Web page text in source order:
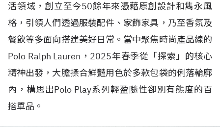
活領域，創立至今50餘年來憑藉原創設計和雋永風
格，引領人們透過服裝配件、家飾家具，乃至香氛及
餐飲等多面向搭建美好日常。當中聚焦時尚產品線的
Polo Ralph Lauren，2025年春季從「探索」的核心
精神出發，大膽揉合鮮豔用色於多款包袋的俐落輪廓
內，構思出Polo Play系列輕盈隨性卻別有態度的百
搭單品。